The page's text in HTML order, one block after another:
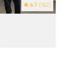
4.7 (182)